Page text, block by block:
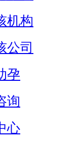
机构
公司
孕
询
心